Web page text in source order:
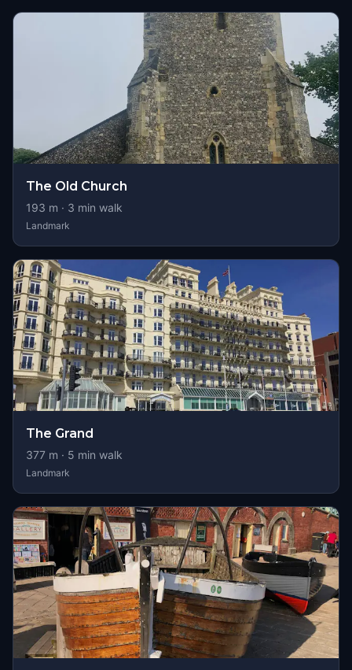
The Old Church
193 m · 3 min walk
Landmark
The Grand
377 m · 5 min walk
Landmark